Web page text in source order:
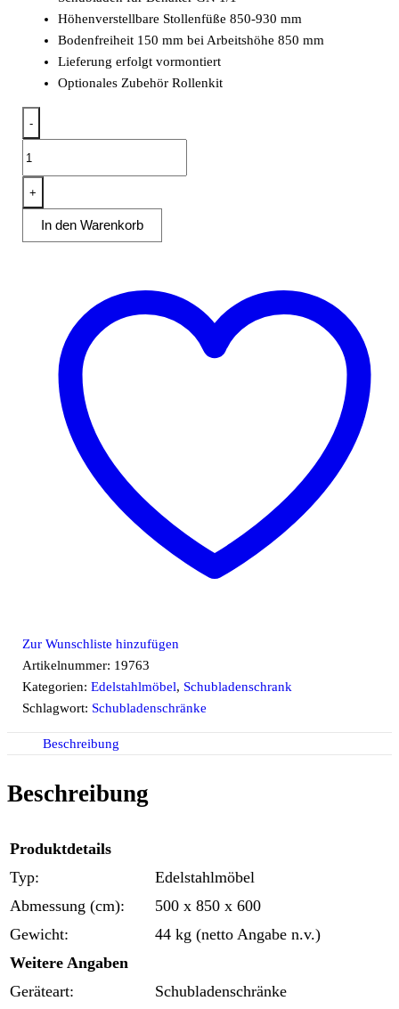
Höhenverstellbare Stollenfüße 850-930 mm
Bodenfreiheit 150 mm bei Arbeitshöhe 850 mm
Lieferung erfolgt vormontiert
Optionales Zubehör Rollenkit
-
Schubladen
BxT
50x60cm
+
In den Warenkorb
Zur Wunschliste hinzufügen
Artikelnummer: 19763
Kategorien:Edelstahlmöbel, Schubladenschrank
Schlagwort: Schubladenschränke
Beschreibung
Beschreibung
Produktdetails
Typ:
Edelstahlmöbel
Abmessung (cm):
500 x 850 x 600
Gewicht:
44 kg (netto Angabe n.v.)
Weitere Angaben
Geräteart:
Schubladenschränke